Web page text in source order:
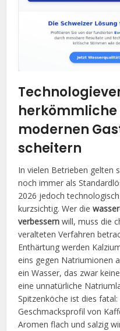
herkömmliche
modernen
scheitern
In vielen Betrieben gelten
noch immer als
2026 jedoch
kurzsichtig. Wer die
verbessern will, muss die
veralteten Verfahren
Enthärtung werden
eins gegen Natriumionen
ein Wasser, das zwar
eine unnatürliche
Spitzenköche ist dies
Geschmacksprofil von
Aromen flach und salzig